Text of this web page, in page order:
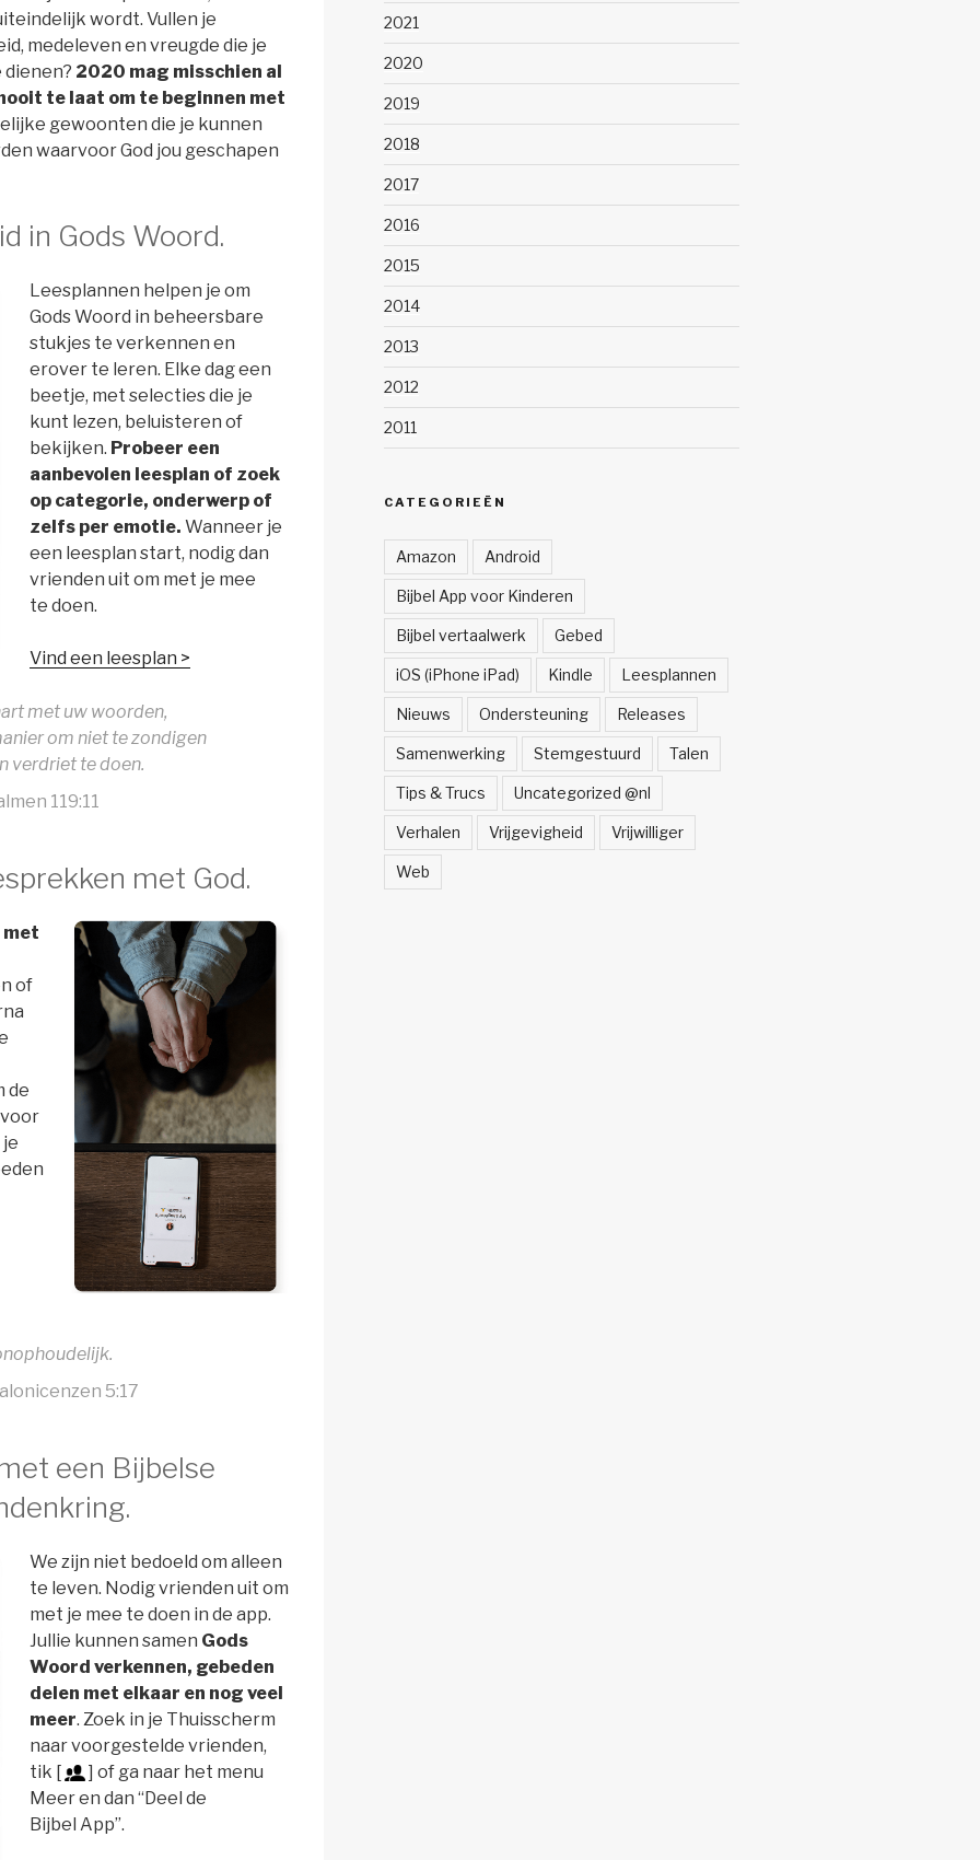
wordt. Vullen je
medeleven en vreugde die je
2020 mag misschien al
te laat om te beginnen met
gewoonten die je kunnen
waarvoor God jou geschapen
in Gods Woord.
Leesplannen helpen je om
Gods Woord in beheersbare
stukjes te verkennen en
erover te leren. Elke dag een
beetje, met selecties die je
kunt lezen, beluisteren of
bekijken. Probeer een
aanbevolen leesplan of zoek
op categorie, onderwerp of
zelfs per emotie. Wanneer je
een leesplan start, nodig dan
vrienden uit om met je mee
te doen.
Vind een leesplan >
met uw woorden,
om niet te zondigen
verdriet te doen.
119:11
met God.
met
of
de
5:17
een Bijbelse
We zijn niet bedoeld om alleen
te leven. Nodig vrienden uit om
met je mee te doen in de app.
Jullie kunnen samen Gods
Woord verkennen, gebeden
delen met elkaar en nog veel
meer. Zoek in je Thuisscherm
naar voorgestelde vrienden,
tik [
] of ga naar het menu
Meer en dan “Deel de
Bijbel App”.
2021
2020
2019
2018
2017
2016
2015
2014
2013
2012
2011
CATEGORIEËN
Amazon Android
Bijbel App voor Kinderen
Bijbel vertaalwerk Gebed
iOS (iPhone iPad) Kindle Leesplannen
Nieuws Ondersteuning Releases
Samenwerking Stemgestuurd Talen
Tips & Trucs Uncategorized @nl
Verhalen Vrijgevigheid Vrijwilliger
Web